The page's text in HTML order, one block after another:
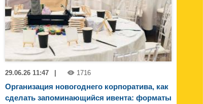
29.06.26 11:47 1716
Организация новогоднего корпоратива, как
сделать запоминающийся ивента: форматы